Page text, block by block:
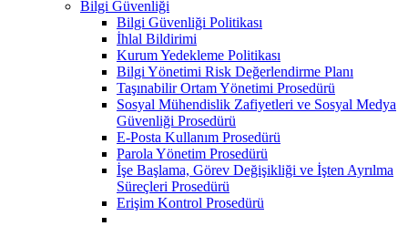
Bilgi Güvenliği
Bilgi Güvenliği Politikası
İhlal Bildirimi
Kurum Yedekleme Politikası
Bilgi Yönetimi Risk Değerlendirme Planı
Taşınabilir Ortam Yönetimi Prosedürü
Sosyal Mühendislik Zafiyetleri ve Sosyal Medya
Güvenliği Prosedürü
E-Posta Kullanım Prosedürü
Parola Yönetim Prosedürü
İşe Başlama, Görev Değişikliği ve İşten Ayrılma
Süreçleri Prosedürü
Erişim Kontrol Prosedürü